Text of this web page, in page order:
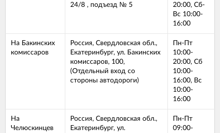
24/8 , подъезд № 5
20:00, Сб-
Вс 10:00-
16:00
На Бакинских
комиссаров
Россия, Свердловская обл.,
Екатеринбург, ул. Бакинских
комиссаров, 100,
(Отдельный вход со
стороны автодороги)
Пн-Пт
10:00-
20:00, Сб
10:00-
16:00, Вс
10:00-
16:00
На
Челюскинцев
Россия, Свердловская обл.,
Екатеринбург, ул.
Пн-Пт
09:00-